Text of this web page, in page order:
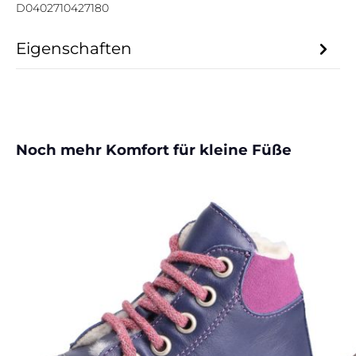
D0402710427180
Eigenschaften
Produktgalerie überspringen
Noch mehr Komfort für kleine Füße